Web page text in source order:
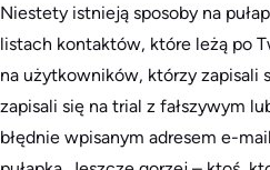
Niestety istnieją sposoby na
listach kontaktów, które leżą po
na użytkowników, którzy zapisali
zapisali się na trial z fałszywym
błędnie wpisanym adresem e-